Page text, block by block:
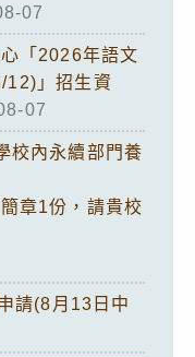
07
「2026年語文
12)」招生資
07
校內永續部門養
章1份，請貴校
請(8月13日中